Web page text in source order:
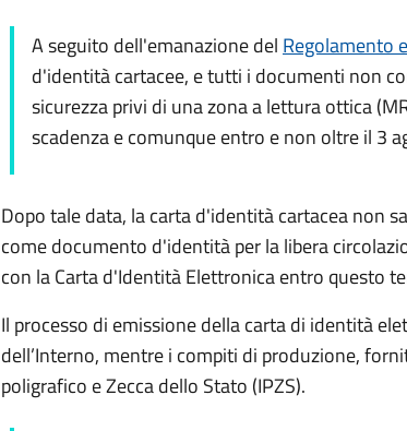
A seguito dell'emanazione del Regolamento
d'identità cartacee, e tutti i documenti non
sicurezza privi di una zona a lettura ottica
scadenza e comunque entro e non oltre il 3
Dopo tale data, la carta d'identità cartacea non
come documento d'identità per la libera
con la Carta d'Identità Elettronica entro questo
Il processo di emissione della carta di identità
dell’Interno, mentre i compiti di produzione,
poligrafico e Zecca dello Stato (IPZS).